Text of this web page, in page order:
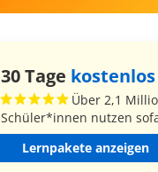
30 Tage kostenlos
Über 2,1
Schüler*innen nutzen
Lernpakete anzeigen